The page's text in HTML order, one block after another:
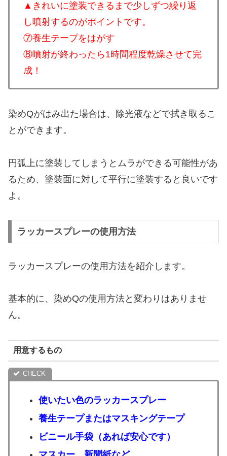
▲きれいに塗装できるまで少しずつ繰り返
し噴射するのがポイントです。
⑦養生テープをはがす
⑧噴射が終わったら1時間程度乾燥させて完
成！
染めQがはみ出た場合は、除光液などで拭き取るこ
とができます。
円弧上に塗装してしまうとムラができる可能性があ
るため、塗装面に対して平行に塗装すると良いです
よ。
ラッカースプレーの使用方法
ラッカースプレーの使用方法を紹介します。
基本的に、染めQの使用方法と変わりはありませ
ん。
用意するもの
使いたい色のラッカースプレー
養生テープまたはマスキングテープ
ビニール手袋（あれば安心です）